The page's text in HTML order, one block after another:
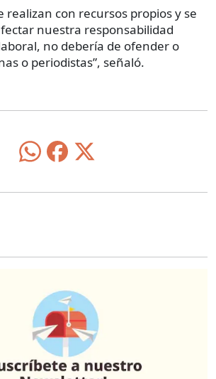
realizan con recursos propios y se
nuestra responsabilidad
no debería de ofender o
o periodistas”, señaló.